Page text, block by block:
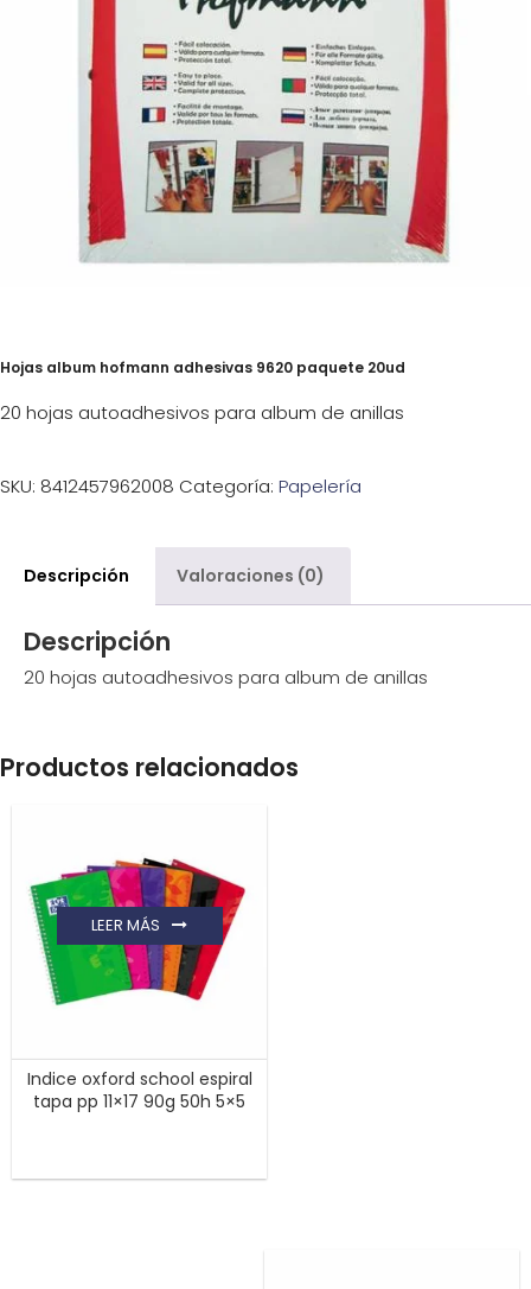
¡Imprimir!
Hojas album hofmann adhesivas 9620 paquete 20ud
20 hojas autoadhesivos para album de anillas
SKU: 8412457962008 Categoría: Papelería
Descripción Valoraciones (0)
Descripción
20 hojas autoadhesivos para album de anillas
Productos relacionados
Indice oxford school espiral
tapa pp 11×17 90g 50h 5×5
LEER MÁS